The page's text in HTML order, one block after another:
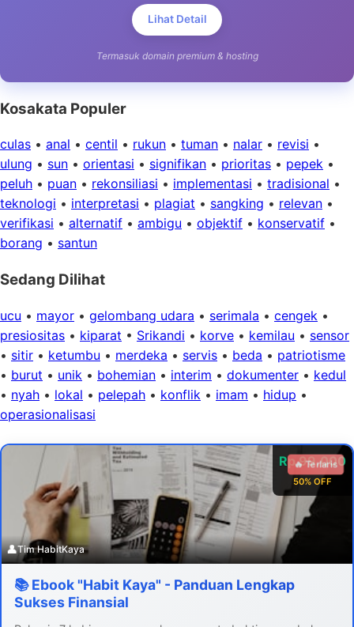
Lihat Detail
Termasuk domain premium & hosting
Kosakata Populer
culas • anal • centil • rukun • tuman • nalar • revisi •
ulung • sun • orientasi • signifikan • prioritas • pepek •
peluh • puan • rekonsiliasi • implementasi • tradisional •
teknologi • interpretasi • plagiat • sangking • relevan •
verifikasi • alternatif • ambigu • objektif • konservatif •
borang • santun
Sedang Dilihat
ucu • mayor • gelombang udara • serimala • cengek •
presiositas • kiparat • Srikandi • korve • kemilau • sensor
• sitir • ketumbu • merdeka • servis • beda • patriotisme
• burut • unik • bohemian • interim • dokumenter • kedul
• nyah • lokal • pelepah • konflik • imam • hidup •
operasionalisasi
Rp 99.000
50% OFF
🔥 Terlaris
👤Tim HabitKaya
📚 Ebook "Habit Kaya" - Panduan Lengkap
Sukses Finansial